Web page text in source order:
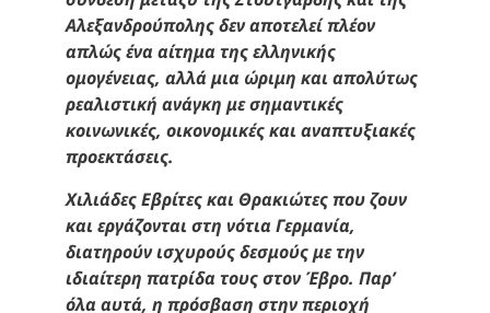
Αλεξανδρούπολης δεν αποτελεί πλέον
απλώς ένα αίτημα της ελληνικής
ομογένειας, αλλά μια ώριμη και απολύτως
ρεαλιστική ανάγκη με σημαντικές
κοινωνικές, οικονομικές και αναπτυξιακές
προεκτάσεις.
Χιλιάδες Εβρίτες και Θρακιώτες που ζουν
και εργάζονται στη νότια Γερμανία,
διατηρούν ισχυρούς δεσμούς με την
ιδιαίτερη πατρίδα τους στον Έβρο. Παρ’
όλα αυτά, η πρόσβαση στην περιοχή